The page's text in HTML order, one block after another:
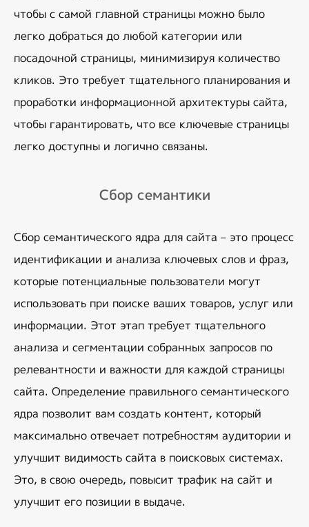
чтобы с самой главной страницы можно было
легко добраться до любой категории или
посадочной страницы, минимизируя количество
кликов. Это требует тщательного планирования и
проработки информационной архитектуры сайта,
чтобы гарантировать, что все ключевые страницы
легко доступны и логично связаны.
Сбор семантики
Сбор семантического ядра для сайта – это процесс
идентификации и анализа ключевых слов и фраз,
которые потенциальные пользователи могут
использовать при поиске ваших товаров, услуг или
информации. Этот этап требует тщательного
анализа и сегментации собранных запросов по
релевантности и важности для каждой страницы
сайта. Определение правильного семантического
ядра позволит вам создать контент, который
максимально отвечает потребностям аудитории и
улучшит видимость сайта в поисковых системах.
Это, в свою очередь, повысит трафик на сайт и
улучшит его позиции в выдаче.